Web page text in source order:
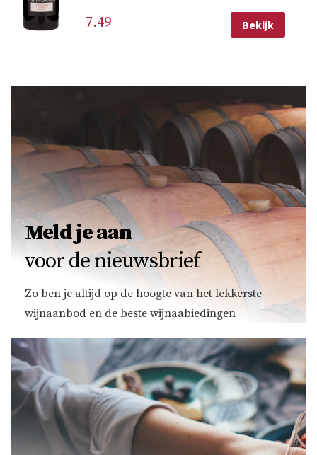
7.49 Bekijk
Meld je aan
voor de nieuwsbrief
Zo ben je altijd op de hoogte van het lekkerste
wijnaanbod en de beste wijnaabiedingen